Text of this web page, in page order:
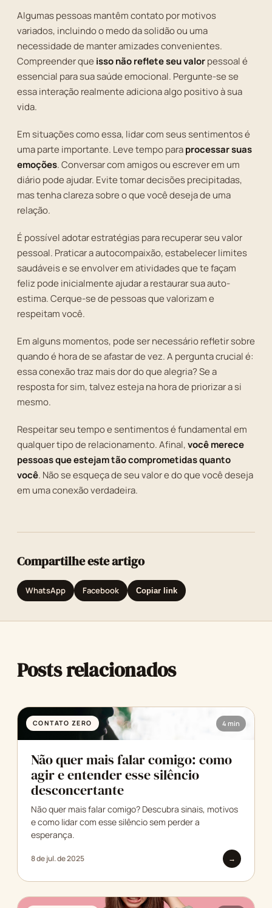
Algumas pessoas mantêm contato por motivos
variados, incluindo o medo da solidão ou uma
necessidade de manter amizades convenientes.
Compreender que isso não reflete seu valorpessoal é
essencial para sua saúde emocional. Pergunte-se se
essa interação realmente adiciona algo positivo à sua
vida.
Em situações como essa, lidar com seus sentimentos é
uma parte importante. Leve tempo paraprocessar suas
emoções. Conversar com amigos ou escrever em um
diário pode ajudar. Evite tomar decisões precipitadas,
mas tenha clareza sobre o que você deseja de uma
relação.
É possível adotar estratégias para recuperar seu valor
pessoal. Praticar a autocompaixão, estabelecer limites
saudáveis e se envolver em atividades que te façam
feliz pode inicialmente ajudar a restaurar sua auto-
estima. Cerque-se de pessoas que valorizam e
respeitam você.
Em alguns momentos, pode ser necessário refletir sobre
quando é hora de se afastar de vez. A pergunta crucial é:
essa conexão traz mais dor do que alegria? Se a
resposta for sim, talvez esteja na hora de priorizar a si
mesmo.
Respeitar seu tempo e sentimentos é fundamental em
qualquer tipo de relacionamento. Afinal,você merece
pessoas que estejam tão comprometidas quanto
você. Não se esqueça de seu valor e do que você deseja
em uma conexão verdadeira.
Compartilhe este artigo
WhatsApp Facebook Copiar link
Posts relacionados
CONTATO ZERO 4 min
Não quer mais falar comigo: como
agir e entender esse silêncio
desconcertante
Não quer mais falar comigo? Descubra sinais, motivos
e como lidar com esse silêncio sem perder a
esperança.
8 de jul. de 2025 →